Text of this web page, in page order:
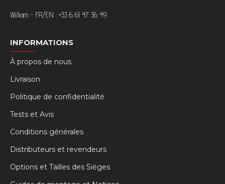
William - FR/EN : +33 6 61 47 36 49
INFORMATIONS
À propos de nous
Livraison
Politique de confidentialité
Tests et Avis
Conditions générales
Distributeurs et revendeurs
Options et Tailles des Sièges